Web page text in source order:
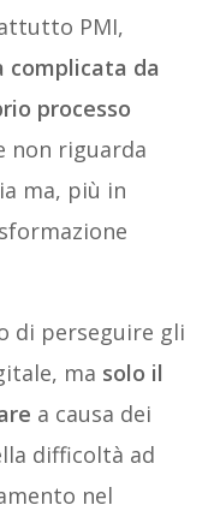
PMI,
complicata da
processo
non riguarda
ma, più in
di perseguire gli
ma solo il
a causa dei
difficoltà ad
nel